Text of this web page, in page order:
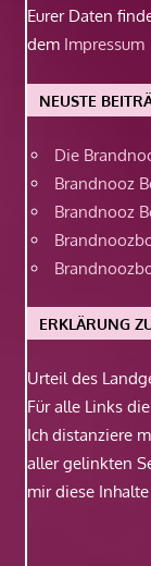
Eurer Daten
dem Impressum
NEUSTE
Die
Brandnooz
Brandnooz
ERKLÄRUNG
Urteil des
Für alle Links
Ich distanziere
aller gelinkten
mir diese